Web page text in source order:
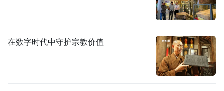
在数字时代中守护宗教价值